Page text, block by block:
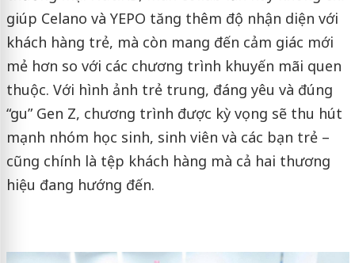
giúp Celano và YEPO tăng thêm độ nhận diện với
khách hàng trẻ, mà còn mang đến cảm giác mới
mẻ hơn so với các chương trình khuyến mãi quen
thuộc. Với hình ảnh trẻ trung, đáng yêu và đúng
“gu” Gen Z, chương trình được kỳ vọng sẽ thu hút
mạnh nhóm học sinh, sinh viên và các bạn trẻ –
cũng chính là tệp khách hàng mà cả hai thương
hiệu đang hướng đến.